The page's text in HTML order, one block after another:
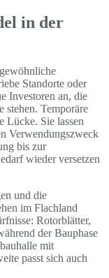
in der
Standorte oder
Investoren an, die
stehen. Temporäre
Lücke. Sie lassen
Verwendungszweck
bis zur
wieder versetzen
und die
im Flachland
Rotorblätter,
der Bauphase
mit
passt sich auch